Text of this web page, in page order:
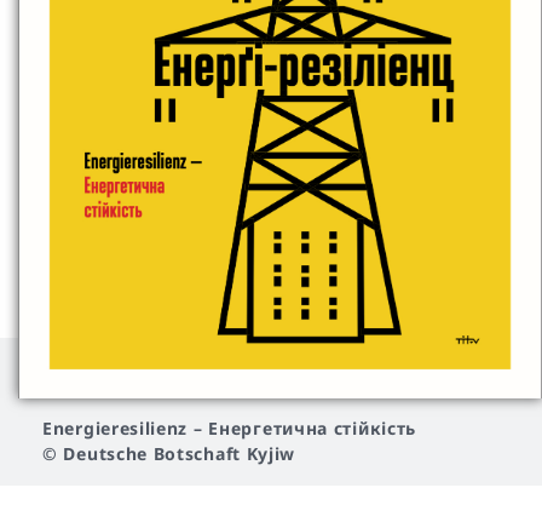
Energieresilienz – Енергетична стійкість
© Deutsche Botschaft Kyjiw